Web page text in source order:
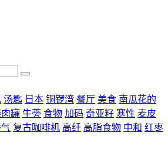
汤匙 日本 铜锣湾 餐厅 美食 南瓜花的
罐 牛蒡 食物 加码 奇亚籽 寒性 麦皮
复古咖啡机 高纤 高脂食物 中和 红枣